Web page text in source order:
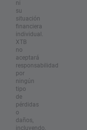
ni
su
situación
financiera
individual.
XTB
no
aceptará
responsabilidad
por
ningún
tipo
de
pérdidas
o
daños,
incluyendo,